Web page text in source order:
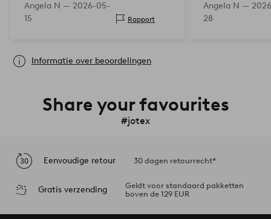
Angela N — 2026-05-
15
Rapport
Angela N —
28
Informatie over beoordelingen
Share your favourites
#jotex
Eenvoudige retour 30 dagen retourrecht*
Gratis verzending
Geldt voor standaard pakketten
boven de 129 EUR